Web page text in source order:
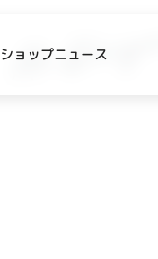
ショップニュース